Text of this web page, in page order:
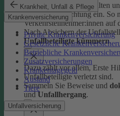
Krankheit, Unfall & Pflege
Krankenversicherung
Private Krankenversicherung
Gesetzliche
Betriebliche
Zusatzversicherungen
Krankentagegeld
Ausland
Tiere
Unfallversicherung
Schalten Sie beim Anhalten
Fahrzeugbeleuchtung ein. So
Verkehrsteilnehmer:innen auf
Nach Absichern der
Unfallbeteiligte kümmern.
Dazu zählt vor allem, Erste
Unfallbeteiligte verletzt sind.
Sammeln Sie Beweise und
undUnfallhergang.